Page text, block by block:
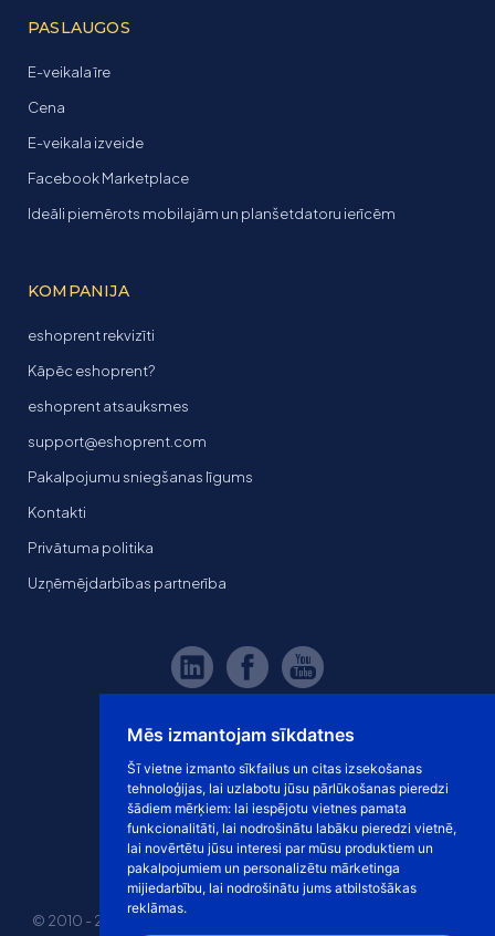
Mēs izmantojam sīkdatnes
Šī vietne izmanto sīkfailus un citas izsekošanas
tehnoloģijas, lai uzlabotu jūsu pārlūkošanas pieredzi
šādiem mērķiem: lai iespējotu vietnes pamata
funkcionalitāti, lai nodrošinātu labāku pieredzi vietnē,
lai novērtētu jūsu interesi par mūsu produktiem un
pakalpojumiem un personalizētu mārketinga
mijiedarbību, lai nodrošinātu jums atbilstošākas
reklāmas.
PASLAUGOS
E-veikala īre
Cena
E-veikala izveide
Facebook Marketplace
Ideāli piemērots mobilajām un planšetdatoru ierīcēm
KOMPANIJA
eshoprent rekvizīti
Kāpēc eshoprent?
eshoprent atsauksmes
support@eshoprent.com
Pakalpojumu sniegšanas līgums
Kontakti
Privātuma politika
Uzņēmējdarbības partnerība
© 2010 - 2026 eshoprent prekinis ženklas saugomas. Kopijuoti